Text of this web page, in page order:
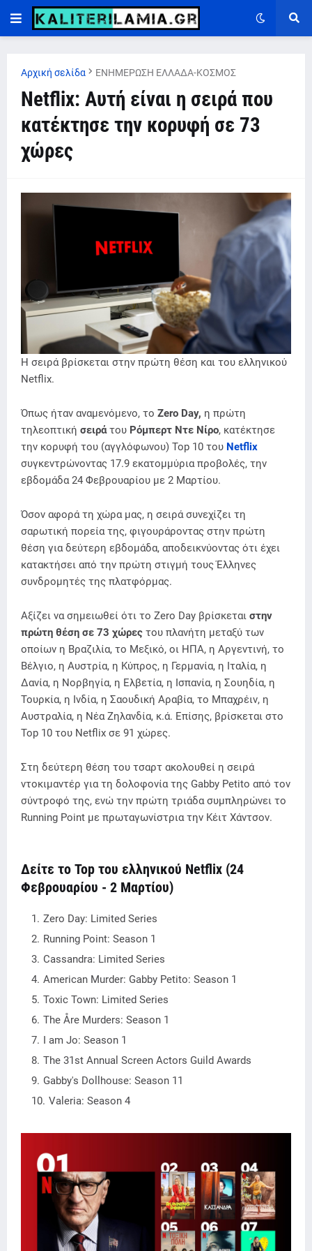
Αρχική σελίδα ΕΝΗΜΕΡΩΣΗ ΕΛΛΑΔΑ-ΚΟΣΜΟΣ
Netflix: Αυτή είναι η σειρά που
κατέκτησε την κορυφή σε 73
χώρες
H σειρά βρίσκεται στην πρώτη θέση και του ελληνικού
Netflix.
Όπως ήταν αναμενόμενο, το Zero Day, η πρώτη
τηλεοπτική σειράτου Ρόμπερτ Ντε Νίρο, κατέκτησε
την κορυφή του (αγγλόφωνου) Top 10 του Netflix
συγκεντρώνοντας 17.9 εκατομμύρια προβολές, την
εβδομάδα 24 Φεβρουαρίου με 2 Μαρτίου.
Όσον αφορά τη χώρα μας, η σειρά συνεχίζει τη
σαρωτική πορεία της, φιγουράροντας στην πρώτη
θέση για δεύτερη εβδομάδα, αποδεικνύοντας ότι έχει
κατακτήσει από την πρώτη στιγμή τους Έλληνες
συνδρομητές της πλατφόρμας.
Αξίζει να σημειωθεί ότι το Zero Day βρίσκεται στην
πρώτη θέση σε 73 χώρες του πλανήτη μεταξύ των
οποίων η Βραζιλία, το Μεξικό, οι ΗΠΑ, η Αργεντινή, το
Βέλγιο, η Αυστρία, η Κύπρος, η Γερμανία, η Ιταλία, η
Δανία, η Νορβηγία, η Ελβετία, η Ισπανία, η Σουηδία, η
Τουρκία, η Ινδία, η Σαουδική Αραβία, το Μπαχρέιν, η
Αυστραλία, η Νέα Ζηλανδία, κ.ά. Επίσης, βρίσκεται στο
Top 10 του Netflix σε 91 χώρες.
Στη δεύτερη θέση του τσαρτ ακολουθεί η σειρά
ντοκιμαντέρ για τη δολοφονία της Gabby Petito από τον
σύντροφό της, ενώ την πρώτη τριάδα συμπληρώνει το
Running Point με πρωταγωνίστρια την Κέιτ Χάντσον.
Δείτε το Top του ελληνικού Netflix (24
Φεβρουαρίου - 2 Μαρτίου)
Zero Day: Limited Series
Running Point: Season 1
Cassandra: Limited Series
American Murder: Gabby Petito: Season 1
Toxic Town: Limited Series
The Åre Murders: Season 1
I am Jo: Season 1
The 31st Annual Screen Actors Guild Awards
Gabby's Dollhouse: Season 11
Valeria: Season 4